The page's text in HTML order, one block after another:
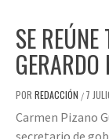
SE
POR REDACCIÓN / 7
Carmen Pizano
secretario de